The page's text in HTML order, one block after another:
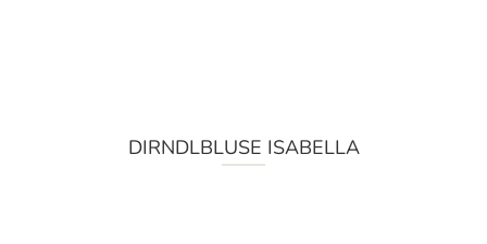
DIRNDLBLUSE ISABELLA